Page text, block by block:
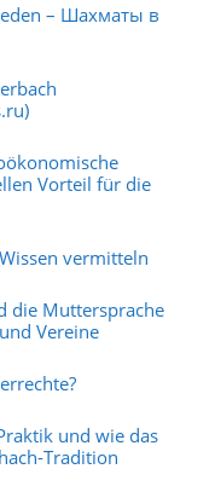
– Шахматы в
Vorteil für die
vermitteln
die Muttersprache
Vereine
und wie das
Tradition